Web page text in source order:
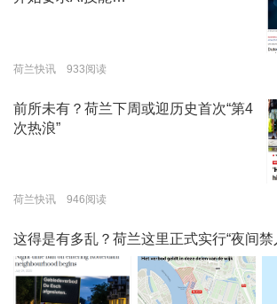
荷兰快讯 933阅读
前所未有？荷兰下周或迎历史首次“第4
次热浪”
荷兰快讯 946阅读
这得是有多乱？荷兰这里正式实行“夜间